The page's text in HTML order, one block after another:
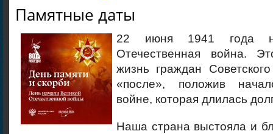
Памятные даты
22 июня 1941 года
Отечественная война.
жизнь граждан
«после», положив
войне, которая длилась
Наша страна выстояла и